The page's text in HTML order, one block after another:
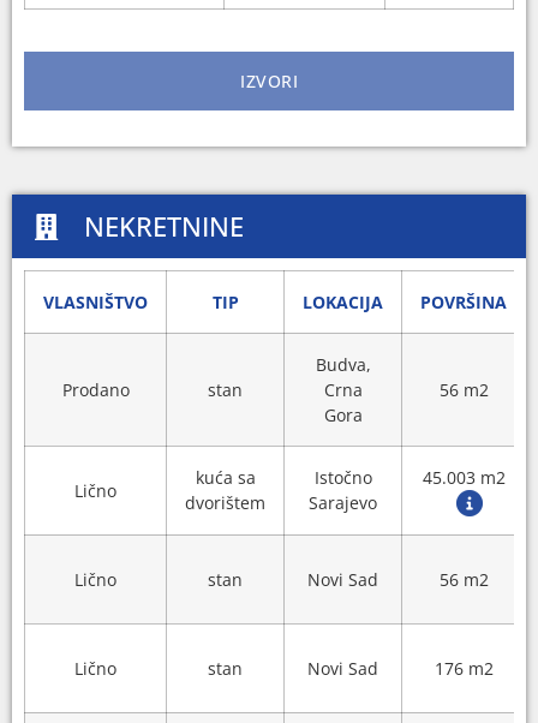
IZVORI
NEKRETNINE
VLASNIŠTVO TIP LOKACIJA POVRŠINA
Prodano stan
Budva,
Crna
Gora
56 m2
Lično
kuća sa
dvorištem
Istočno
Sarajevo
45.003 m2
Lično stan Novi Sad 56 m2
Lično stan Novi Sad 176 m2